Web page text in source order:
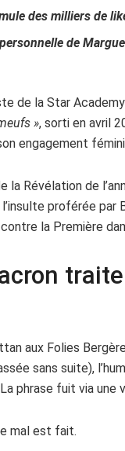
des milliers de
de
de la Star
», sorti en avril
engagement
la Révélation de
proférée
la Première
aux Folies
sans suite),
La phrase fuit via une
mal est fait.